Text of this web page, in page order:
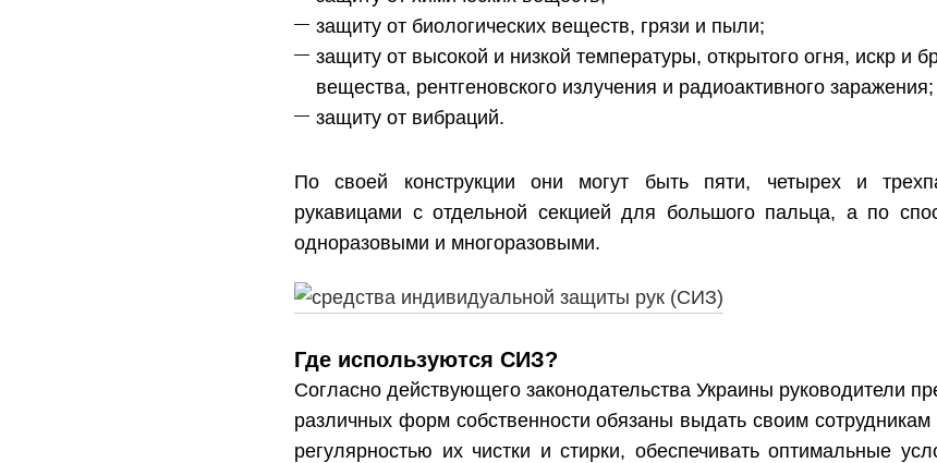
защиту от биологических веществ, грязи и пыли;
защиту от высокой и низкой температуры, открытого огня, искр и
вещества, рентгеновского излучения и радиоактивного заражения;
защиту от вибраций.
По своей конструкции они могут быть пяти, четырех и
рукавицами с отдельной секцией для большого пальца, а по
одноразовыми и многоразовыми.
Где используются СИЗ?
Согласно действующего законодательства Украины руководители
различных форм собственности обязаны выдать своим
регулярностью их чистки и стирки, обеспечивать оптимальные